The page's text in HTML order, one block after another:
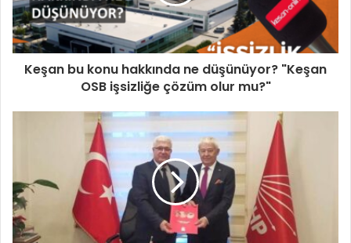
Keşan bu konu hakkında ne düşünüyor? "Keşan
OSB işsizliğe çözüm olur mu?"